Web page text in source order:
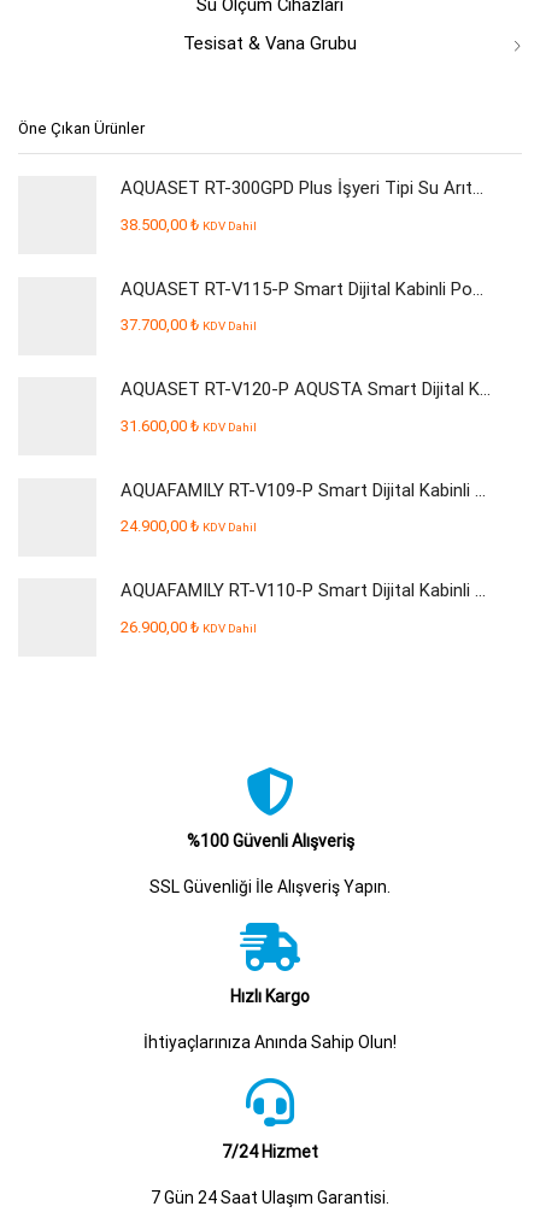
Su Ölçüm Cihazları
Tesisat & Vana Grubu
Öne Çıkan Ürünler
AQUASET RT-300GPD Plus İşyeri Tipi Su Arıtma Cihazı
38.500,00 ₺ KDV Dahil
AQUASET RT-V115-P Smart Dijital Kabinli Pompalı Su Arıtma Cihazı
37.700,00 ₺ KDV Dahil
AQUASET RT-V120-P AQUSTA Smart Dijital Kabinli Pompalı Su Arıtma Cihazı
31.600,00 ₺ KDV Dahil
AQUAFAMILY RT-V109-P Smart Dijital Kabinli Pompalı Su Arıtma Cihazı
24.900,00 ₺ KDV Dahil
AQUAFAMILY RT-V110-P Smart Dijital Kabinli Pompalı Su Arıtma Cihazı
26.900,00 ₺ KDV Dahil
%100 Güvenli Alışveriş
SSL Güvenliği İle Alışveriş Yapın.
Hızlı Kargo
İhtiyaçlarınıza Anında Sahip Olun!
7/24 Hizmet
7 Gün 24 Saat Ulaşım Garantisi.